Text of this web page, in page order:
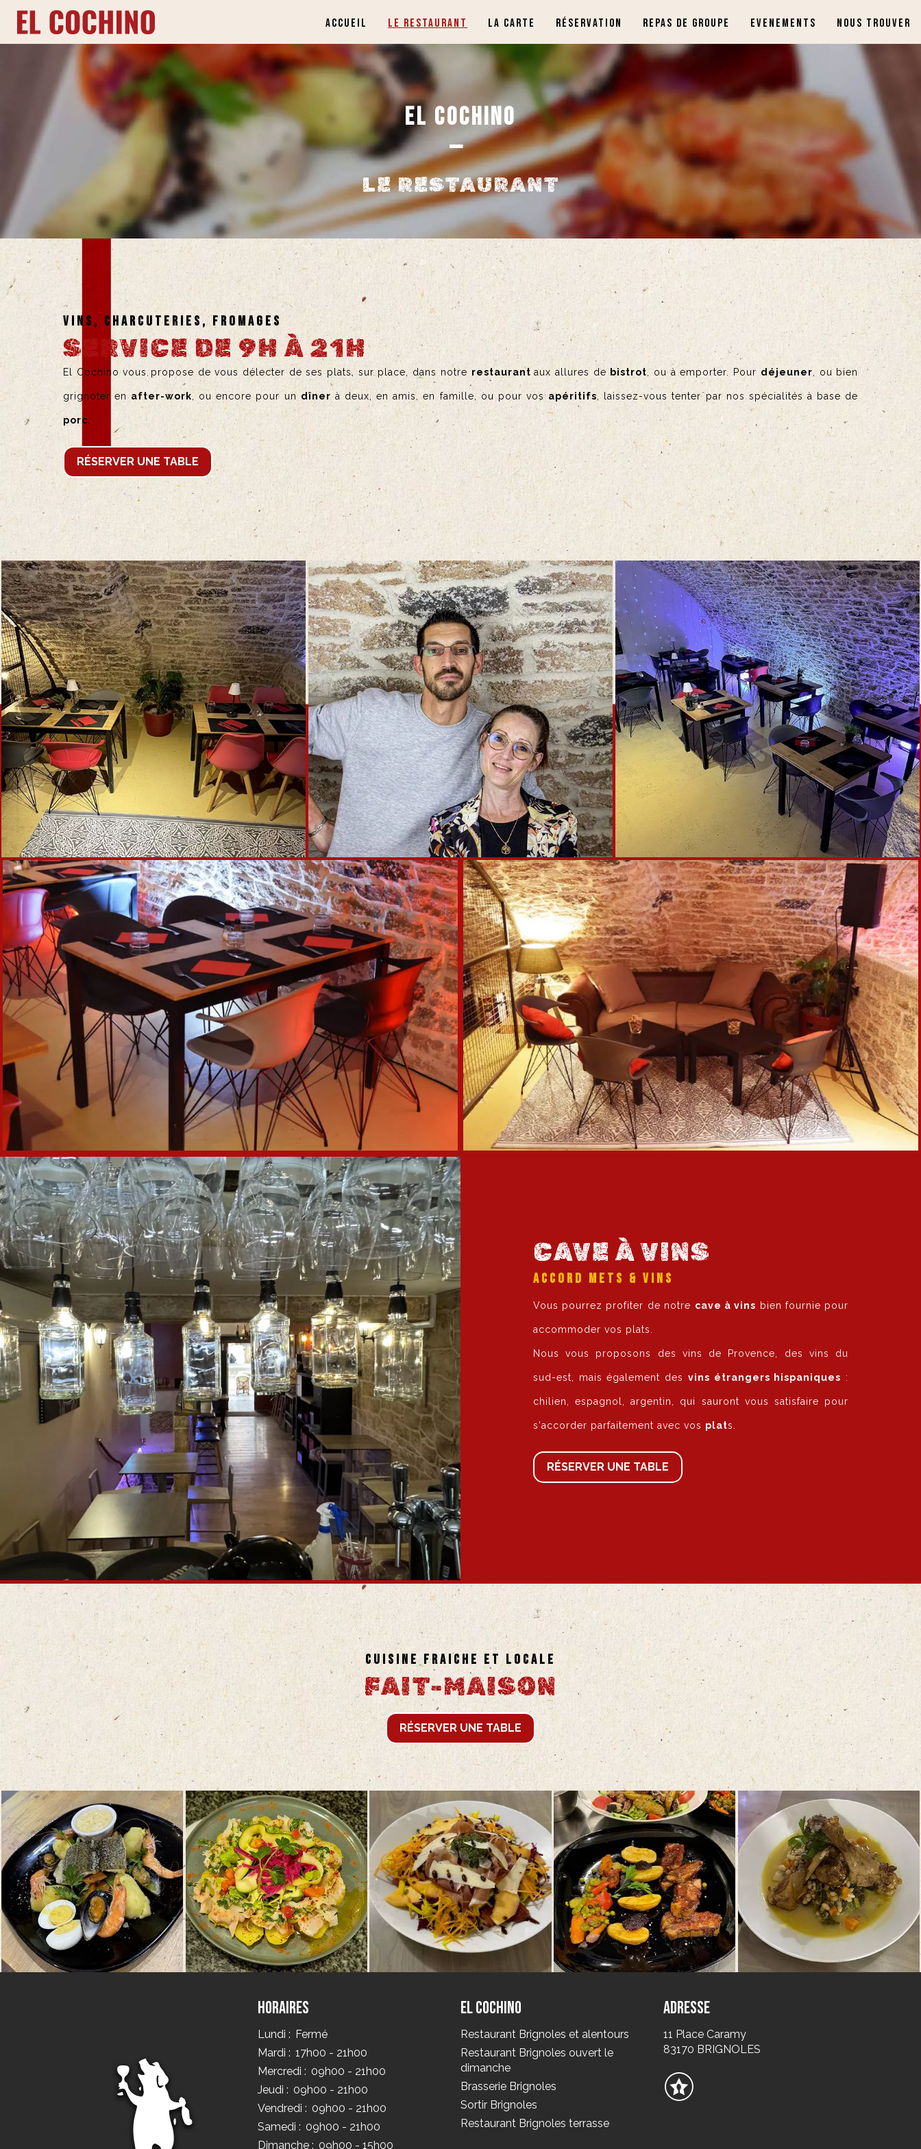
ACCUEIL LE RESTAURANT LA CARTE RÉSERVATION REPAS DE GROUPE EVENEMENTS NOUS TROUVER
EL COCHINO
—
LE RESTAURANT
VINS, CHARCUTERIES, FROMAGES
SERVICE DE 9H À 21H
El Cochino vous propose de vous délecter de ses plats, sur place, dans notre restaurantaux allures de bistrot, ou à emporter. Pour déjeuner, ou bien
grignoter en after-work, ou encore pour un dîner à deux, en amis, en famille, ou pour vosapéritifs, laissez-vous tenter par nos spécialités à base de
porc.
RÉSERVER UNE TABLE
CAVE À VINS
ACCORD METS & VINS
Vous pourrez profiter de notre cave à vins bien fournie pour
accommoder vos plats.
Nous vous proposons des vins de Provence, des vins du
sud-est, mais également des vins étrangers hispaniques :
chilien, espagnol, argentin, qui sauront vous satisfaire pour
s'accorder parfaitement avec vos plats.
RÉSERVER UNE TABLE
CUISINE FRAICHE ET LOCALE
FAIT-MAISON
RÉSERVER UNE TABLE
Horaires
Lundi : Fermé
Mardi : 17h00 - 21h00
Mercredi : 09h00 - 21h00
Jeudi : 09h00 - 21h00
Vendredi : 09h00 - 21h00
Samedi : 09h00 - 21h00
Dimanche : 09h00 - 15h00
El Cochino
Restaurant Brignoles et alentours
Restaurant Brignoles ouvert le
dimanche
Brasserie Brignoles
Sortir Brignoles
Restaurant Brignoles terrasse
Adresse
11 Place Caramy
83170 BRIGNOLES